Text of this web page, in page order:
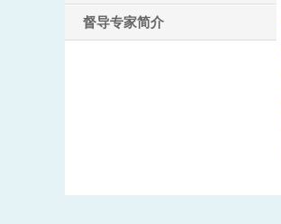
督导专家简介